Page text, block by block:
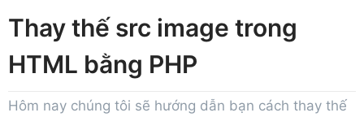
Thay thế src image trong
HTML bằng PHP
Hôm nay chúng tôi sẽ hướng dẫn bạn cách thay thế